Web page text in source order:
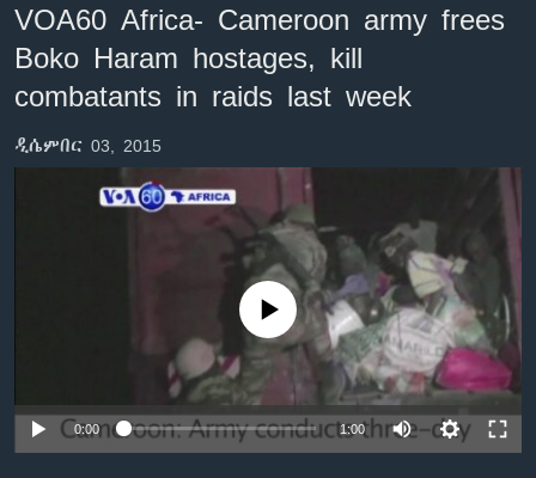
ወደ
ዋናው
ይዘት
እለፍ
ወደ
ዋናው
አሜሪካ
ክምችት
ቋንቋዎች
VOA60 Africa- Cameroon army frees
Boko Haram hostages, kill
combatants in raids last week
ዲሴምበር 03, 2015
No media source currently available
0:00 1:00